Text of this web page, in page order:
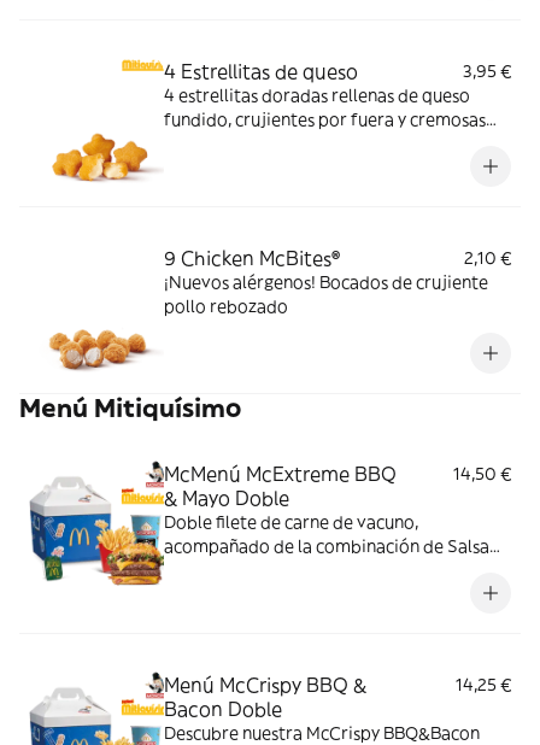
4 Estrellitas de queso
3,95 €
4 estrellitas doradas rellenas de queso
fundido, crujientes por fuera y cremosas
9 Chicken McBites®
2,10 €
¡Nuevos alérgenos! Bocados de crujiente
pollo rebozado
Menú Mitiquísimo
McMenú McExtreme BBQ
& Mayo Doble
14,50 €
Doble filete de carne de vacuno,
acompañado de la combinación de Salsa
doble de cheddar, lechuga fresca y tiras de
Menú McCrispy BBQ &
Bacon Doble
14,25 €
Descubre nuestra McCrispy BBQ&Bacon